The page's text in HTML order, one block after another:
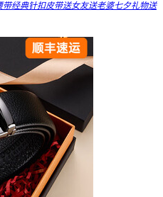
带经典针扣皮带送女友送老婆七夕礼物送